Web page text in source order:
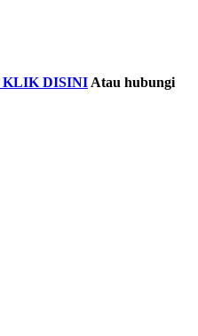
KLIK DISINI Atau hubungi